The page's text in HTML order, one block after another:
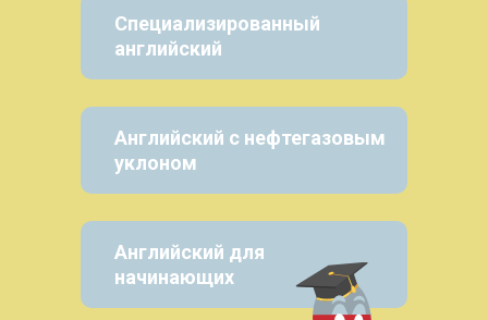
Английский с нефтегазовым
уклоном
Английский для
начинающих
Специализированный
английский